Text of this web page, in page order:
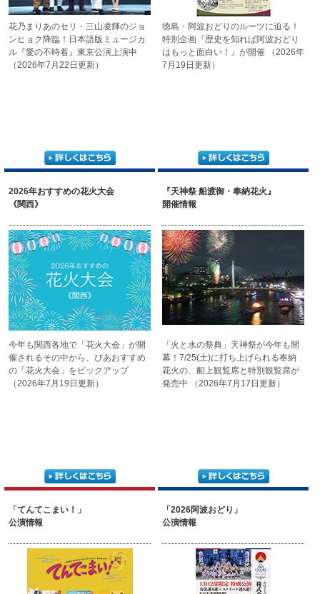
花乃まりあのセリ・三山凌輝のジョ
ンヒョク降臨！ 日本語版ミュージカ
ル 『愛の不時着』東京公演上演中
（2026年7月22日更新）
徳島・阿波おどりのルーツに迫る！
特別企画『歴史を知れば阿波おどり
はもっと面白い！』が開催
（2026年
7月19日更新）
2026年おすすめの花火大会
《関西》
今年も関西各地で「花火大会」が開
催されるその中から、ぴあおすすめ
の 「花火大会」をピックアップ
（2026年7月19日更新）
『天神祭 船渡御・奉納花火』
開催情報
「火と水の祭典」天神祭が今年も開
幕！7/25(土)に打ち上げられる奉納
花火の、船上観覧席と特別観覧席が
発売中
（2026年7月17日更新）
「てんてこまい！」
公演情報
「2026阿波おどり」
公演情報